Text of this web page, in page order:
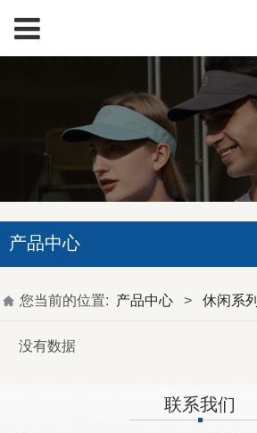
产品中心
您当前的位置: 产品中心 > 休闲系列
没有数据
联系我们